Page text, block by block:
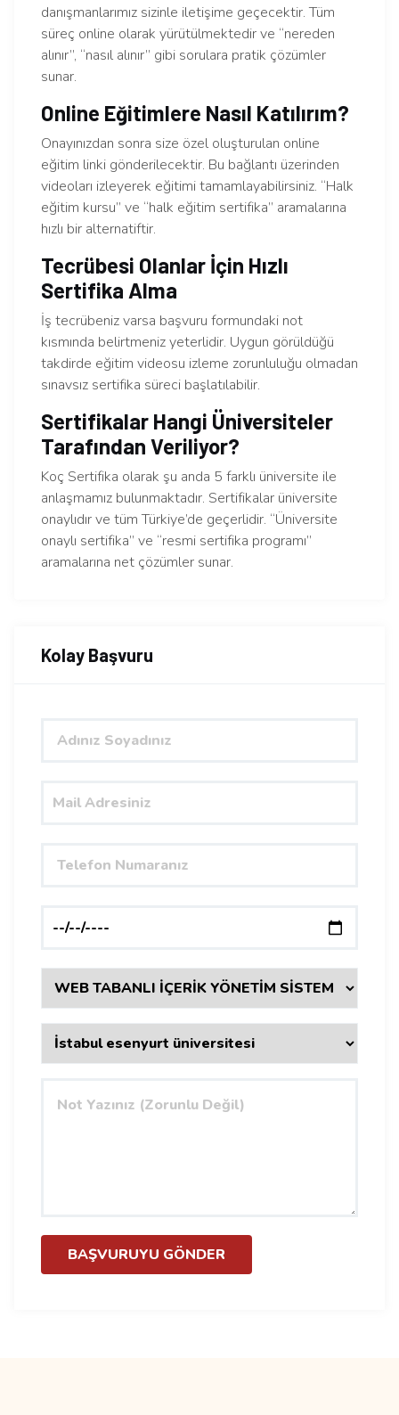
danışmanlarımız sizinle iletişime geçecektir. Tüm
süreç online olarak yürütülmektedir ve “nereden
alınır”, “nasıl alınır” gibi sorulara pratik çözümler
sunar.
Online Eğitimlere Nasıl Katılırım?
Onayınızdan sonra size özel oluşturulan online
eğitim linki gönderilecektir. Bu bağlantı üzerinden
videoları izleyerek eğitimi tamamlayabilirsiniz. “Halk
eğitim kursu” ve “halk eğitim sertifika” aramalarına
hızlı bir alternatiftir.
Tecrübesi Olanlar İçin Hızlı
Sertifika Alma
İş tecrübeniz varsa başvuru formundaki not
kısmında belirtmeniz yeterlidir. Uygun görüldüğü
takdirde eğitim videosu izleme zorunluluğu olmadan
sınavsız sertifika süreci başlatılabilir.
Sertifikalar Hangi Üniversiteler
Tarafından Veriliyor?
Koç Sertifika olarak şu anda 5 farklı üniversite ile
anlaşmamız bulunmaktadır. Sertifikalar üniversite
onaylıdır ve tüm Türkiye’de geçerlidir. “Üniversite
onaylı sertifika” ve “resmi sertifika programı”
aramalarına net çözümler sunar.
Kolay Başvuru
BAŞVURUYU GÖNDER